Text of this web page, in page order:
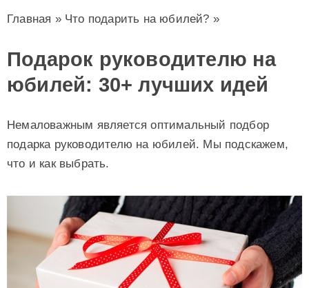
Главная » Что подарить на юбилей? »
Подарок руководителю на
юбилей: 30+ лучших идей
Немаловажным является оптимальный подбор
подарка руководителю на юбилей. Мы подскажем,
что и как выбрать.